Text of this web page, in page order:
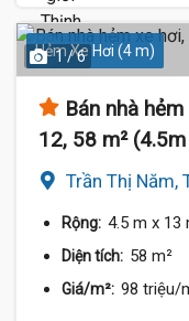
Hẻm Xe Hơi (4 m)
1 / 6
Bán nhà
12, 58 m²
Trần Thị Năm,
Rộng: 4.5 m x 13
Diện tích: 58 m²
Giá/m²: 98 triệu/